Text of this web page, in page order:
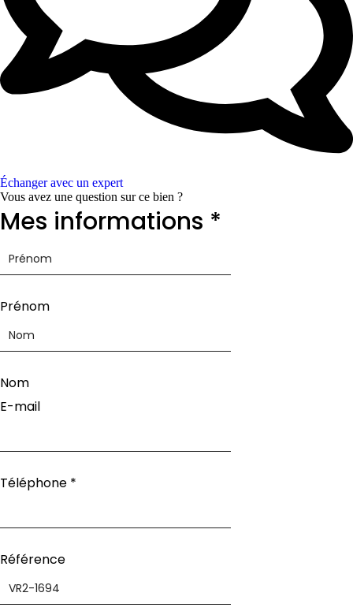
Échanger avec un expert
Vous avez une question sur ce bien ?
E-
mail
Mes
informations
Mes informations *
Prénom
Nom
E-mail
Téléphone *
Référence